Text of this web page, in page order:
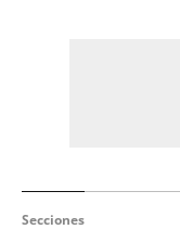
Secciones